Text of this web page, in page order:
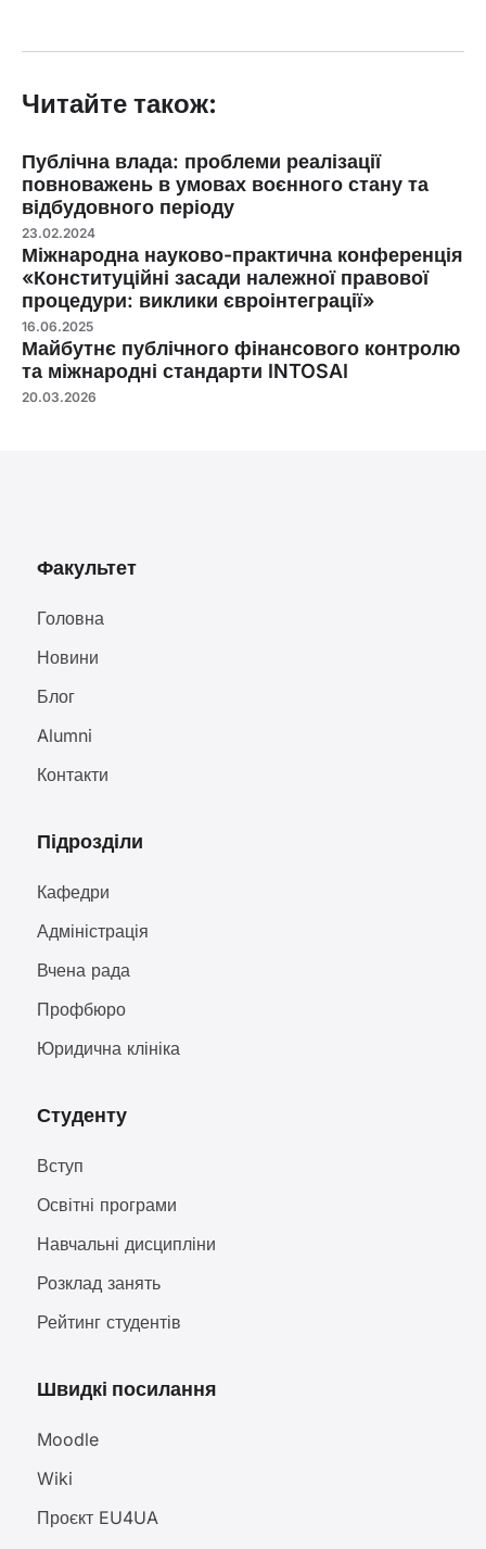
Читайте також:
Публічна влада: проблеми реалізації
повноважень в умовах воєнного стану та
відбудовного періоду
23.02.2024
Міжнародна науково-практична конференція
«Конституційні засади належної правової
процедури: виклики євроінтеграції»
16.06.2025
Майбутнє публічного фінансового контролю
та міжнародні стандарти INTOSAI
20.03.2026
Факультет
Головна
Новини
Блог
Alumni
Контакти
Підрозділи
Кафедри
Адміністрація
Вчена рада
Профбюро
Юридична клініка
Студенту
Вступ
Освітні програми
Навчальні дисципліни
Розклад занять
Рейтинг студентів
Швидкі посилання
Moodle
Wiki
Проєкт EU4UA